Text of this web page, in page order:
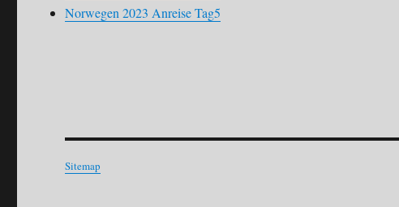
Norwegen 2023 Anreise Tag5
Sitemap